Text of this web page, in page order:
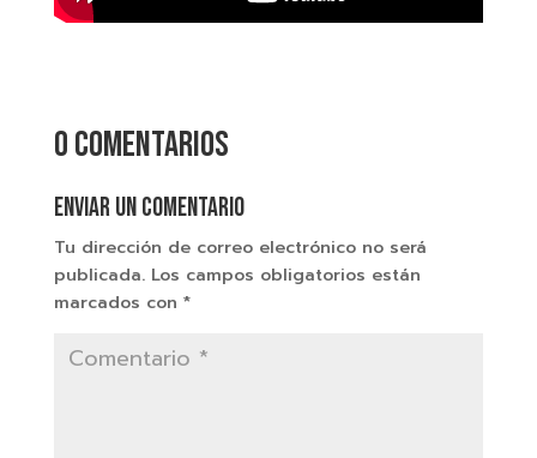
0 comentarios
Enviar un comentario
Tu dirección de correo electrónico no será
publicada. Los campos obligatorios están
marcados con *